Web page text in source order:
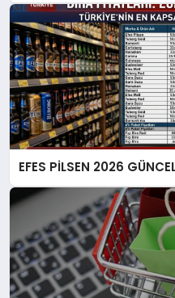
EFES PİLSEN 2026